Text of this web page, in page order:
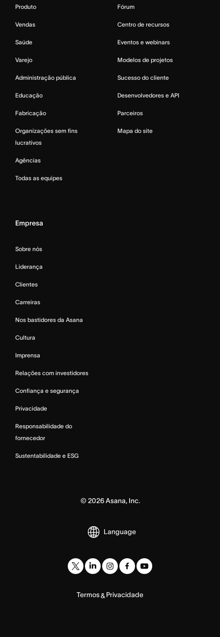
Produto
Vendas
Saúde
Varejo
Administração pública
Educação
Fabricação
Organizações sem fins
lucrativos
Agências
Todas as equipes
Fórum
Centro de recursos
Eventos e webinars
Modelos de projetos
Sucesso do cliente
Desenvolvedores e API
Parceiros
Mapa do site
Empresa
Sobre nós
Liderança
Clientes
Carreiras
Nos bastidores da Asana
Cultura
Imprensa
Relações com investidores
Confiança e segurança
Privacidade
Responsabilidade do
fornecedor
Sustentabilidade e ESG
©2026Asana, Inc.
Language
Termos&Privacidade